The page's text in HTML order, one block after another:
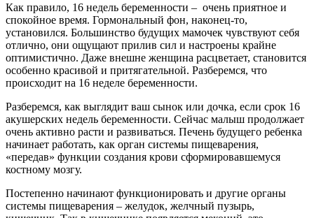
Как правило, 16 недель беременности – очень приятное и
спокойное время. Гормональный фон, наконец-то,
установился. Большинство будущих мамочек чувствуют себя
отлично, они ощущают прилив сил и настроены крайне
оптимистично. Даже внешне женщина расцветает, становится
особенно красивой и притягательной. Разберемся, что
происходит на 16 неделе беременности.
Разберемся, как выглядит ваш сынок или дочка, если срок 16
акушерских недель беременности. Сейчас малыш продолжает
очень активно расти и развиваться. Печень будущего ребенка
начинает работать, как орган системы пищеварения,
«передав» функции создания крови сформировавшемуся
костному мозгу.
Постепенно начинают функционировать и другие органы
системы пищеварения – желудок, желчный пузырь,